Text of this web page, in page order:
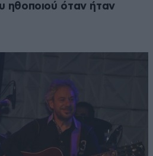
όταν ήταν